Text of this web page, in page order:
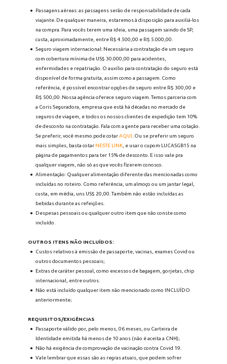
Passagens aéreas: as passagens serão de responsabilidade de cada
viajante. De qualquer maneira, estaremos à disposição para auxiliá-los
na compra. Para vocês terem uma ideia, uma passagem saindo de SP,
custa, aproximadamente, entre R$ 4.500,00 e R$ 5.000,00.
Seguro viagem internacional: Necessária a contratação de um seguro
com cobertura mínima de US$ 30.000,00 para acidentes,
enfermidades e repatriação. O auxílio para contratação do seguro está
disponível de forma gratuita, assim como a passagem. Como
referência, é possível encontrar opções de seguro entre R$ 300,00 e
R$ 500,00. Nossa agência oferece seguro viagem. Temos parceria com
a Coris Seguradora, empresa que está há décadas no mercado de
seguros de viagem, e todos os nossos clientes de expedição tem 10%
de desconto na contratação. Fala com a gente para receber uma cotação.
Se preferir, você mesmo pode cotar AQUI . Ou se preferir um seguro
mais simples, basta cotar NESTE LINK, e usar o cupom LUCASGB15 na
página de pagamentos para ter 15% de desconto. E isso vale pra
qualquer viagem, não só as que vocês fizerem conosco.
Alimentação: Qualquer alimentação diferente das mencionadas como
incluídas no roteiro. Como referência, um almoço ou um jantar legal,
custa, em média, uns US$ 20,00. Também não estão incluídas as
bebidas durante as refeições.
Despesas pessoais ou qualquer outro item que não conste como
incluído.
OUTROS ITENS NÃO INCLUÍDOS:
Custos relativos à emissão de passaporte, vacinas, exames Covid ou
outros documentos pessoais;
Extras de caráter pessoal, como excessos de bagagem, gorjetas, chip
internacional, entre outros.
Não está incluído qualquer item não mencionado como INCLUÍDO
anteriormente;
REQUISITOS/EXIGÊNCIAS
Passaporte válido por, pelo menos, 06 meses, ou Carteira de
Identidade emitida há menos de 10 anos (não é aceita a CNH);
Não há exigência de comprovação de vacinação contra Covid 19.
Vale lembrar que essas são as regras atuais, que podem sofrer